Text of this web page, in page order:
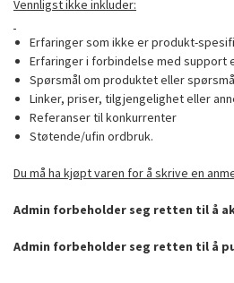
Vennligst ikke inkluder:
Erfaringer som ikke er produkt-
Erfaringer i forbindelse med
Spørsmål om produktet eller
Linker, priser, tilgjengelighet eller
Referanser til konkurrenter
Støtende/ufin ordbruk.
Du må ha kjøpt varen for å skrive en
Admin forbeholder seg retten til å
Admin forbeholder seg retten til å